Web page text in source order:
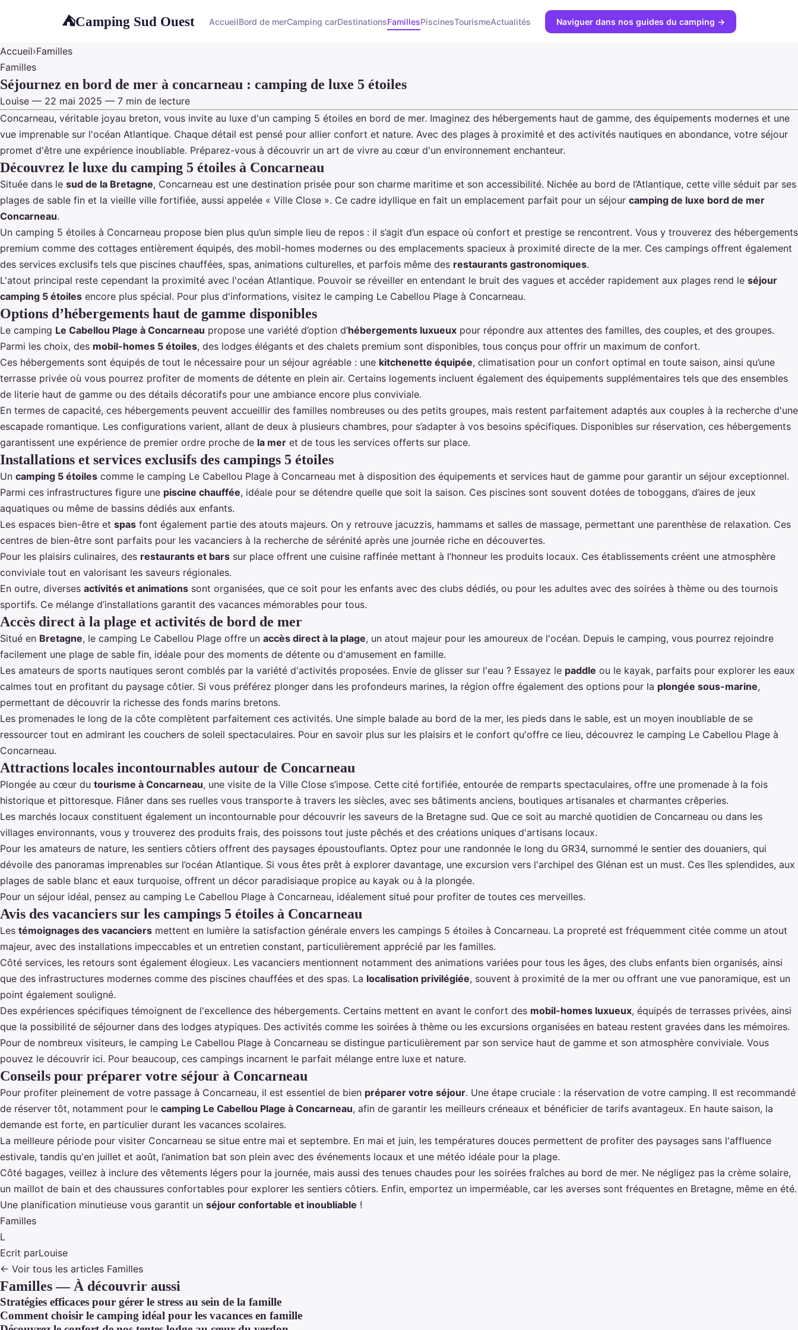
⛺Camping Sud Ouest AccueilBord de merCamping carDestinationsFamillesPiscinesTourismeActualités Naviguer dans nos guides du camping →
Accueil›Familles
Familles
Séjournez en bord de mer à concarneau : camping de luxe 5 étoiles
Louise — 22 mai 2025 — 7 min de lecture
Concarneau, véritable joyau breton, vous invite au luxe d'un camping 5 étoiles en bord de mer. Imaginez des hébergements haut de gamme, des équipements modernes et une
vue imprenable sur l'océan Atlantique. Chaque détail est pensé pour allier confort et nature. Avec des plages à proximité et des activités nautiques en abondance, votre séjour
promet d'être une expérience inoubliable. Préparez-vous à découvrir un art de vivre au cœur d'un environnement enchanteur.
Découvrez le luxe du camping 5 étoiles à Concarneau
Située dans le sud de la Bretagne, Concarneau est une destination prisée pour son charme maritime et son accessibilité. Nichée au bord de l’Atlantique, cette ville séduit par ses
plages de sable fin et la vieille ville fortifiée, aussi appelée « Ville Close ». Ce cadre idyllique en fait un emplacement parfait pour un séjour camping de luxe bord de mer
Concarneau.
Un camping 5 étoiles à Concarneau propose bien plus qu’un simple lieu de repos : il s’agit d’un espace où confort et prestige se rencontrent. Vous y trouverez des hébergements
premium comme des cottages entièrement équipés, des mobil-homes modernes ou des emplacements spacieux à proximité directe de la mer. Ces campings offrent également
des services exclusifs tels que piscines chauffées, spas, animations culturelles, et parfois même des restaurants gastronomiques.
L'atout principal reste cependant la proximité avec l'océan Atlantique. Pouvoir se réveiller en entendant le bruit des vagues et accéder rapidement aux plages rend le séjour
camping 5 étoiles encore plus spécial. Pour plus d'informations, visitez le camping Le Cabellou Plage à Concarneau.
Options d’hébergements haut de gamme disponibles
Le camping Le Cabellou Plage à Concarneau propose une variété d’option d’hébergements luxueux pour répondre aux attentes des familles, des couples, et des groupes.
Parmi les choix, des mobil-homes 5 étoiles, des lodges élégants et des chalets premium sont disponibles, tous conçus pour offrir un maximum de confort.
Ces hébergements sont équipés de tout le nécessaire pour un séjour agréable : une kitchenette équipée, climatisation pour un confort optimal en toute saison, ainsi qu’une
terrasse privée où vous pourrez profiter de moments de détente en plein air. Certains logements incluent également des équipements supplémentaires tels que des ensembles
de literie haut de gamme ou des détails décoratifs pour une ambiance encore plus conviviale.
En termes de capacité, ces hébergements peuvent accueillir des familles nombreuses ou des petits groupes, mais restent parfaitement adaptés aux couples à la recherche d'une
escapade romantique. Les configurations varient, allant de deux à plusieurs chambres, pour s’adapter à vos besoins spécifiques. Disponibles sur réservation, ces hébergements
garantissent une expérience de premier ordre proche de la mer et de tous les services offerts sur place.
Installations et services exclusifs des campings 5 étoiles
Un camping 5 étoiles comme le camping Le Cabellou Plage à Concarneau met à disposition des équipements et services haut de gamme pour garantir un séjour exceptionnel.
Parmi ces infrastructures figure une piscine chauffée, idéale pour se détendre quelle que soit la saison. Ces piscines sont souvent dotées de toboggans, d’aires de jeux
aquatiques ou même de bassins dédiés aux enfants.
Les espaces bien-être et spas font également partie des atouts majeurs. On y retrouve jacuzzis, hammams et salles de massage, permettant une parenthèse de relaxation. Ces
centres de bien-être sont parfaits pour les vacanciers à la recherche de sérénité après une journée riche en découvertes.
Pour les plaisirs culinaires, des restaurants et bars sur place offrent une cuisine raffinée mettant à l’honneur les produits locaux. Ces établissements créent une atmosphère
conviviale tout en valorisant les saveurs régionales.
En outre, diverses activités et animations sont organisées, que ce soit pour les enfants avec des clubs dédiés, ou pour les adultes avec des soirées à thème ou des tournois
sportifs. Ce mélange d’installations garantit des vacances mémorables pour tous.
Accès direct à la plage et activités de bord de mer
Situé en Bretagne, le camping Le Cabellou Plage offre un accès direct à la plage, un atout majeur pour les amoureux de l'océan. Depuis le camping, vous pourrez rejoindre
facilement une plage de sable fin, idéale pour des moments de détente ou d'amusement en famille.
Les amateurs de sports nautiques seront comblés par la variété d'activités proposées. Envie de glisser sur l'eau ? Essayez le paddle ou le kayak, parfaits pour explorer les eaux
calmes tout en profitant du paysage côtier. Si vous préférez plonger dans les profondeurs marines, la région offre également des options pour la plongée sous-marine,
permettant de découvrir la richesse des fonds marins bretons.
Les promenades le long de la côte complètent parfaitement ces activités. Une simple balade au bord de la mer, les pieds dans le sable, est un moyen inoubliable de se
ressourcer tout en admirant les couchers de soleil spectaculaires. Pour en savoir plus sur les plaisirs et le confort qu'offre ce lieu, découvrez le camping Le Cabellou Plage à
Concarneau.
Attractions locales incontournables autour de Concarneau
Plongée au cœur du tourisme à Concarneau, une visite de la Ville Close s’impose. Cette cité fortifiée, entourée de remparts spectaculaires, offre une promenade à la fois
historique et pittoresque. Flâner dans ses ruelles vous transporte à travers les siècles, avec ses bâtiments anciens, boutiques artisanales et charmantes crêperies.
Les marchés locaux constituent également un incontournable pour découvrir les saveurs de la Bretagne sud. Que ce soit au marché quotidien de Concarneau ou dans les
villages environnants, vous y trouverez des produits frais, des poissons tout juste pêchés et des créations uniques d'artisans locaux.
Pour les amateurs de nature, les sentiers côtiers offrent des paysages époustouflants. Optez pour une randonnée le long du GR34, surnommé le sentier des douaniers, qui
dévoile des panoramas imprenables sur l’océan Atlantique. Si vous êtes prêt à explorer davantage, une excursion vers l'archipel des Glénan est un must. Ces îles splendides, aux
plages de sable blanc et eaux turquoise, offrent un décor paradisiaque propice au kayak ou à la plongée.
Pour un séjour idéal, pensez au camping Le Cabellou Plage à Concarneau, idéalement situé pour profiter de toutes ces merveilles.
Avis des vacanciers sur les campings 5 étoiles à Concarneau
Les témoignages des vacanciers mettent en lumière la satisfaction générale envers les campings 5 étoiles à Concarneau. La propreté est fréquemment citée comme un atout
majeur, avec des installations impeccables et un entretien constant, particulièrement apprécié par les familles.
Côté services, les retours sont également élogieux. Les vacanciers mentionnent notamment des animations variées pour tous les âges, des clubs enfants bien organisés, ainsi
que des infrastructures modernes comme des piscines chauffées et des spas. La localisation privilégiée, souvent à proximité de la mer ou offrant une vue panoramique, est un
point également souligné.
Des expériences spécifiques témoignent de l'excellence des hébergements. Certains mettent en avant le confort des mobil-homes luxueux, équipés de terrasses privées, ainsi
que la possibilité de séjourner dans des lodges atypiques. Des activités comme les soirées à thème ou les excursions organisées en bateau restent gravées dans les mémoires.
Pour de nombreux visiteurs, le camping Le Cabellou Plage à Concarneau se distingue particulièrement par son service haut de gamme et son atmosphère conviviale. Vous
pouvez le découvrir ici. Pour beaucoup, ces campings incarnent le parfait mélange entre luxe et nature.
Conseils pour préparer votre séjour à Concarneau
Pour profiter pleinement de votre passage à Concarneau, il est essentiel de bien préparer votre séjour. Une étape cruciale : la réservation de votre camping. Il est recommandé
de réserver tôt, notamment pour le camping Le Cabellou Plage à Concarneau, afin de garantir les meilleurs créneaux et bénéficier de tarifs avantageux. En haute saison, la
demande est forte, en particulier durant les vacances scolaires.
La meilleure période pour visiter Concarneau se situe entre mai et septembre. En mai et juin, les températures douces permettent de profiter des paysages sans l'affluence
estivale, tandis qu'en juillet et août, l’animation bat son plein avec des événements locaux et une météo idéale pour la plage.
Côté bagages, veillez à inclure des vêtements légers pour la journée, mais aussi des tenues chaudes pour les soirées fraîches au bord de mer. Ne négligez pas la crème solaire,
un maillot de bain et des chaussures confortables pour explorer les sentiers côtiers. Enfin, emportez un imperméable, car les averses sont fréquentes en Bretagne, même en été.
Une planification minutieuse vous garantit un séjour confortable et inoubliable !
Familles
L
Ecrit parLouise
← Voir tous les articles Familles
Familles — À découvrir aussi
Stratégies efficaces pour gérer le stress au sein de la famille
Comment choisir le camping idéal pour les vacances en famille